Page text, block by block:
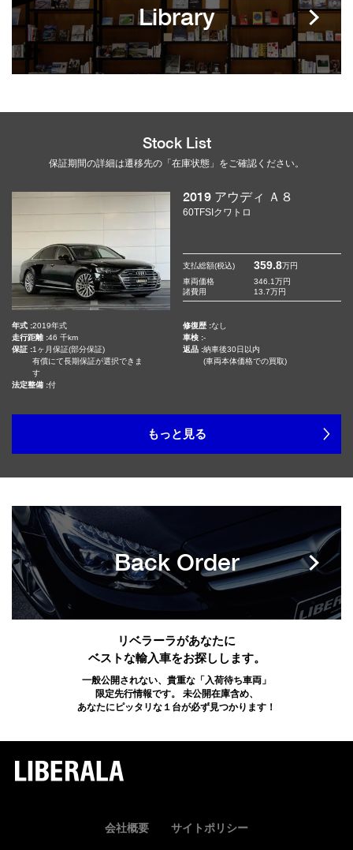
Library
Stock List
保証期間の詳細は遷移先の「在庫状態」をご確認ください。
2019 アウディ Ａ８
60TFSIクワトロ
支払総額(税込) 359.8万円
車両価格
346.1万円
諸費用
13.7万円
年式 :2019年式 修復歴 :なし
走行距離 :46 千km 車検 :-
保証 :1ヶ月保証(部分保証)
有償にて長期保証が選択できま
す
返品 :納車後30日以内
(車両本体価格での買取)
法定整備 :付
もっと見る
Back Order
リベラーラがあなたに
ベストな輸入車をお探しします。
一般公開されない、貴重な「入荷待ち車両」
限定先行情報です。 未公開在庫含め、
あなたにピッタリな１台が必ず見つかります！
会社概要 サイトポリシー